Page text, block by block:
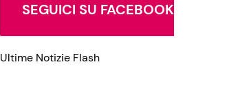
SEGUICI SU FACEBOOK
Ultime Notizie Flash